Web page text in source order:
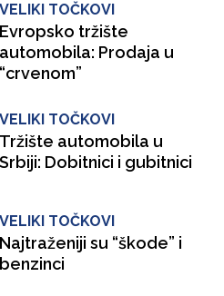
prognozama "nevernih
Toma"
VELIKI TOČKOVI
Evropsko tržište
automobila: Prodaja u
“crvenom”
VELIKI TOČKOVI
Tržište automobila u
Srbiji: Dobitnici i gubitnici
VELIKI TOČKOVI
Najtraženiji su “škode” i
benzinci